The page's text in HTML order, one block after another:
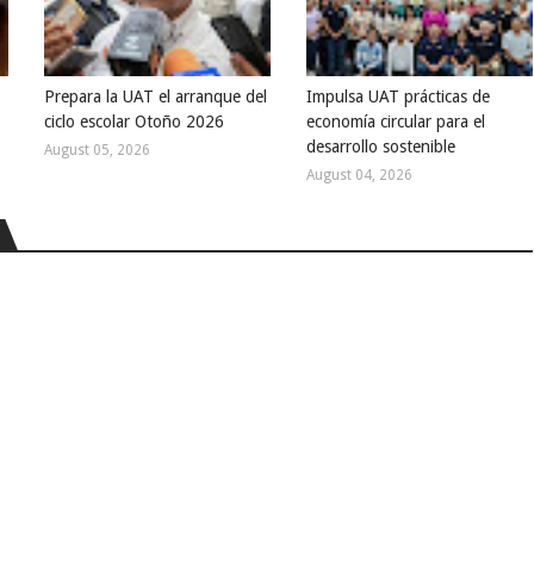
Prepara la UAT el arranque del
ciclo escolar Otoño 2026
August 05, 2026
Impulsa UAT prácticas de
economía circular para el
desarrollo sostenible
August 04, 2026